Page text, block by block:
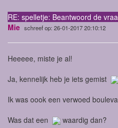
RE: spelletje: Beantwoord de
Mie schreef op: 26-01-2017 20:10:12
Heeeee, miste je al!
Ja, kennelijk heb je iets gemist
Ik was oook een verwoed
Was dat een
waardig dan?